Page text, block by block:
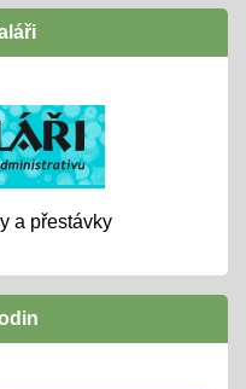
a přestávky